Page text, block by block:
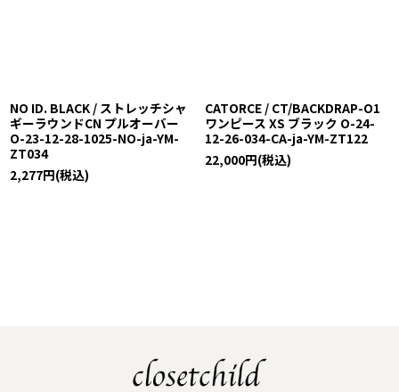
NO ID. BLACK / ストレッチシャ
ギーラウンドCN プルオーバー
O-23-12-28-1025-NO-ja-YM-
ZT034
2,277円(税込)
CATORCE / CT/BACKDRAP-O1
ワンピース XS ブラック O-24-
12-26-034-CA-ja-YM-ZT122
22,000円(税込)